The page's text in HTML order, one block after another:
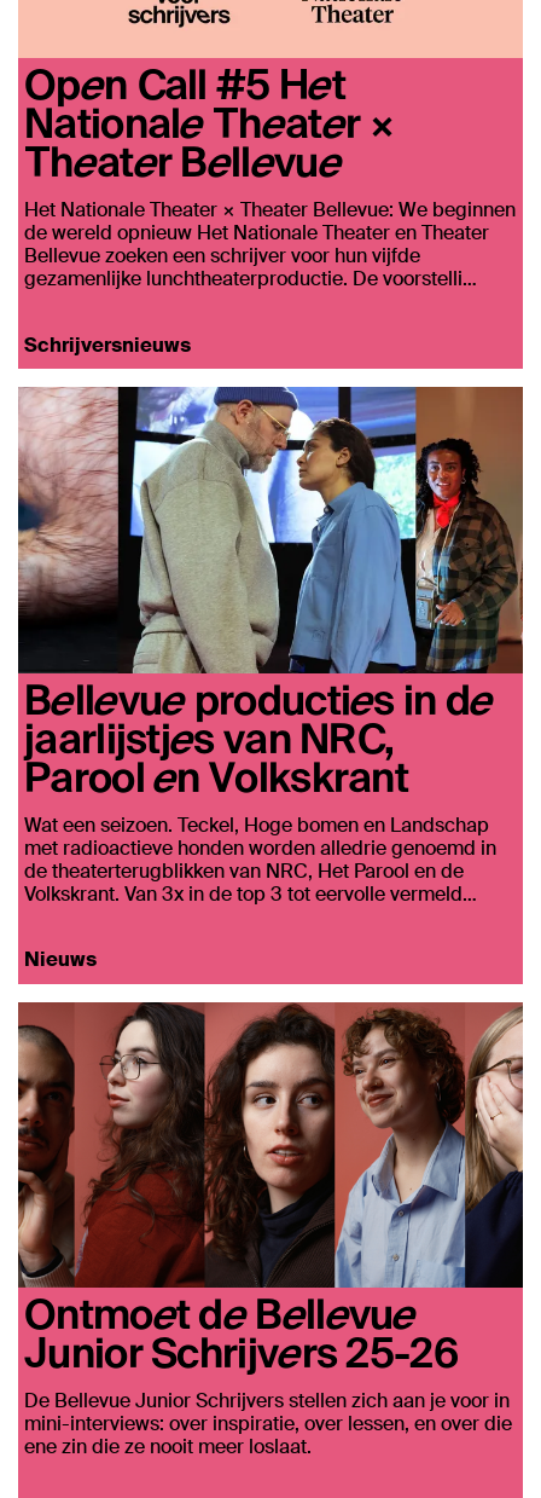
Open Call #5 Het
Nationale Theater ×
Theater Bellevue
Het Nationale Theater × Theater Bellevue: We beginnen
de wereld opnieuw Het Nationale Theater en Theater
Bellevue zoeken een schrijver voor hun vijfde
gezamenlijke lunchtheaterproductie. De voorstelli…
Schrijversnieuws
Bellevue producties in de
jaarlijstjes van NRC,
Parool en Volkskrant
Wat een seizoen. Teckel, Hoge bomen en Landschap
met radioactieve honden worden alledrie genoemd in
de theaterterugblikken van NRC, Het Parool en de
Volkskrant. Van 3x in de top 3 tot eervolle vermeld…
Nieuws
Ontmoet de Bellevue
Junior Schrijvers 25-26
De Bellevue Junior Schrijvers stellen zich aan je voor in
mini-interviews: over inspiratie, over lessen, en over die
ene zin die ze nooit meer loslaat.